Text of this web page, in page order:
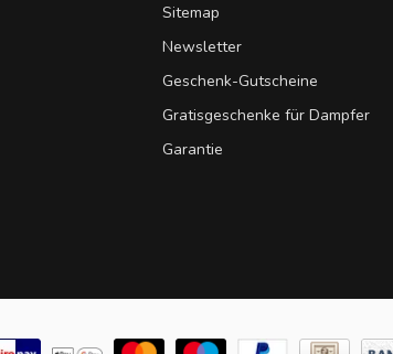
Sitemap
Newsletter
Geschenk-Gutscheine
Gratisgeschenke für Dampfer
Garantie